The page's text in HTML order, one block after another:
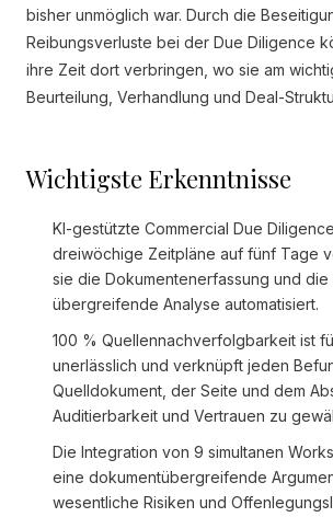
bisher unmöglich war. Durch die
Reibungsverluste bei der Due Diligence
ihre Zeit dort verbringen, wo sie am
Beurteilung, Verhandlung und Deal-
Wichtigste Erkenntnisse
KI-gestützte Commercial Due
dreiwöchige Zeitpläne auf fünf Tage
sie die Dokumentenerfassung und die
übergreifende Analyse automatisiert.
100 % Quellennachverfolgbarkeit ist
unerlässlich und verknüpft jeden
Quelldokument, der Seite und dem
Auditierbarkeit und Vertrauen zu
Die Integration von 9 simultanen
eine dokumentübergreifende
wesentliche Risiken und